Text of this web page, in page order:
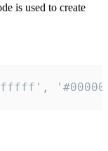
is used to create